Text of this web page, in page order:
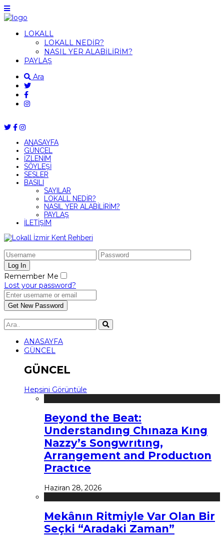
LOKALL
LOKALL NEDİR?
NASIL YER ALABİLİRİM?
PAYLAŞ
Ara
ANASAYFA
GÜNCEL
İZLENİM
SÖYLEŞİ
SESLER
BASILI
SAYILAR
LOKALL NEDİR?
NASIL YER ALABİLİRİM?
PAYLAŞ
İLETİŞİM
Remember Me
Lost your password?
ANASAYFA
GÜNCEL
GÜNCEL
Hepsini Görüntüle
Beyond the Beat:
Understandıng Chınaza Kıng
Nazzy’s Songwrıtıng,
Arrangement and Productıon
Practıce
Haziran 28, 2026
Mekânın Ritmiyle Var Olan Bir
Seçki “Aradaki Zaman”